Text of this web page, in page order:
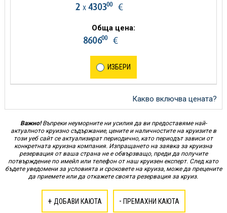
2 х 430300€
Обща цена:
860600€
ИЗБЕРИ
Какво включва цената?
Важно!Въпреки неуморните ни усилия да ви предоставяме най-
актуалното круизно съдържание, цените и наличностите на круизите в
този уеб сайт се актуализират периодично, като периодът зависи от
конкретната круизна компания. Изпращането на заявка за круизна
резервация от ваша страна не е обвързващо, преди да получите
потвърждение по имейл или телефон от наш круизен експерт. След като
бъдете уведомени за условията и сроковете на круиза, може да прецените
да приемете или да откажете своята резервация за круиз.
+ ДОБАВИ КАЮТА - ПРЕМАХНИ КАЮТА